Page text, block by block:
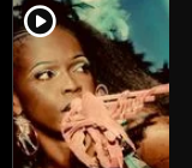
player2